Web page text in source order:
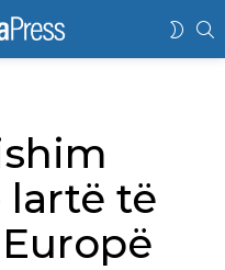
të